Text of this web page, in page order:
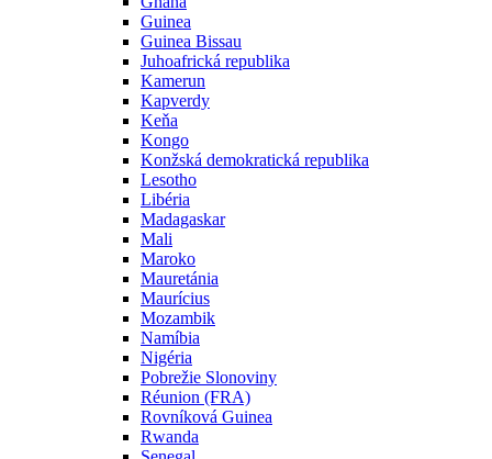
Guinea
Guinea Bissau
Juhoafrická republika
Kamerun
Kapverdy
Keňa
Kongo
Konžská demokratická republika
Lesotho
Libéria
Madagaskar
Mali
Maroko
Mauretánia
Maurícius
Mozambik
Namíbia
Nigéria
Pobrežie Slonoviny
Réunion (FRA)
Rovníková Guinea
Rwanda